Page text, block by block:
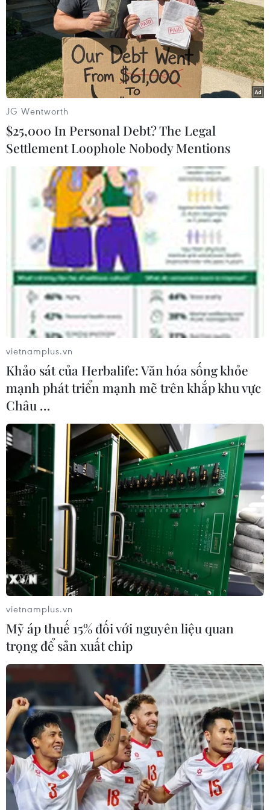
Các hoạt động của kinh tế Hàn Quốc có
thể bắt đầu hồi phục từ tháng 5
13/04/2020 23:00
Báo cáo của Viện Hana nhấn mạnh hồi phục kinh tế
không có nghĩa là dịch COVID-19 hoàn toàn kết thúc,
mà thể hiện ở việc chính phủ bước vào giai đoạn khống
chế được dịch bệnh.
Kinh tế Hàn Quốc dấu hiệu suy giảm sâu,
Nhật Bản nguy cơ tái giảm phát
16/04/2020 11:04
Hai nền kinh tế hàng đầu Châu Á-TBD là Hàn Quốc và
Nhật Bản đang bị tác động nặng nề bởi dịch COVID-19
các biện pháp phong tỏa làm đình trệ các doanh
nghiệp toàn cầu và tác động tới nhu cầu tiêu dùng.
Hàn Quốc xem xét hỗ trợ 16 tỷ USD cho
các ngành công nghiệp chủ chốt
20/04/2020 09:30
JG Wentworth
$25,000 In Personal Debt? The Legal
Settlement Loophole Nobody Mentions
vietnamplus.vn
Khảo sát của Herbalife: Văn hóa sống khỏe
mạnh phát triển mạnh mẽ trên khắp khu vực
Châu …
vietnamplus.vn
Mỹ áp thuế 15% đối với nguyên liệu quan
trọng để sản xuất chip